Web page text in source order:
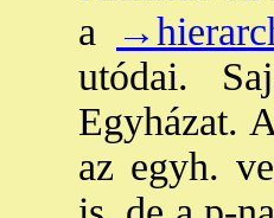
a
utódai.
Egyházat.
az egyh.